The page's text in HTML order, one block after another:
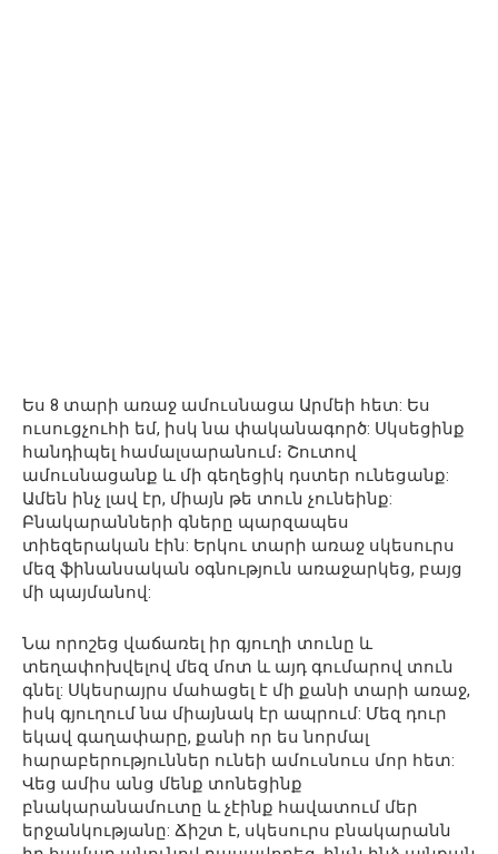
Ես 8 տարի առաջ ամուսնացա Արմեի հետ: Ես
ուսուցչուհի եմ, իսկ նա փականագործ: Սկսեցինք
հանդիպել համալսարանում։ Շուտով
ամուսնացանք և մի գեղեցիկ դստեր ունեցանք:
Ամեն ինչ լավ էր, միայն թե տուն չունեինք:
Բնակարանների գները պարզապես
տիեզերական էին: Երկու տարի առաջ սկեսուրս
մեզ ֆինանսական օգնություն առաջարկեց, բայց
մի պայմանով:
Նա որոշեց վաճառել իր գյուղի տունը և
տեղափոխվելով մեզ մոտ և այդ գումարով տուն
գնել: Սկեսրայրս մահացել է մի քանի տարի առաջ,
իսկ գյուղում նա միայնակ էր ապրում: Մեզ դուր
եկավ գաղափարը, քանի որ ես նորմալ
հարաբերություններ ունեի ամուսնուս մոր հետ:
Վեց ամիս անց մենք տոնեցինք
բնակարանամուտը և չէինք հավատում մեր
երջանկությանը: Ճիշտ է, սկեսուրս բնակարանն